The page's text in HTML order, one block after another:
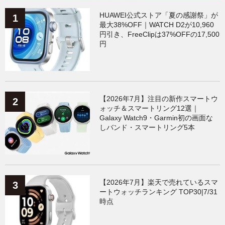
HUAWEI公式ストア「夏の感謝祭」が
最大38%OFF｜WATCH D2が10,960
円引き、FreeClipは37%OFFの17,500
円
【2026年7月】注目の新作スマートウ
ォッチ＆スマートリング12選｜
Galaxy Watch9・Garmin初の画面な
しバンド・スマートリング5本
【2026年7月】楽天で売れているスマ
ートウォッチランキング TOP30|7/31
時点